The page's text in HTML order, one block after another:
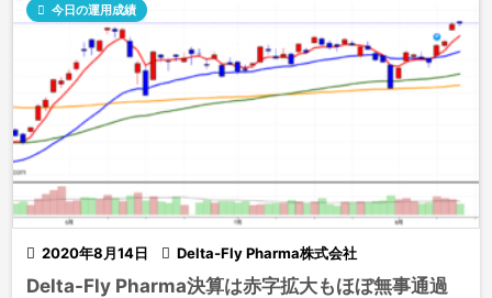
 2020年8月14日
 今日の運用成績
 Delta-Fly Pharma株式会社
Delta-Fly Pharma決算は赤字拡大もほぼ無事通過